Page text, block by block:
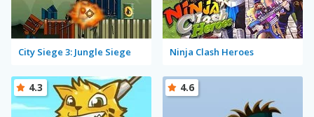
City Siege 3: Jungle Siege Ninja Clash Heroes
4.3 4.6